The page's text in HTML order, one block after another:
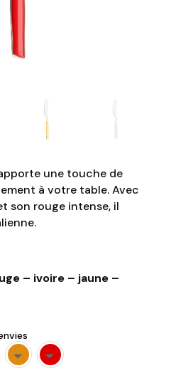
une touche de
à votre table. Avec
son rouge intense, il
– ivoire – jaune –